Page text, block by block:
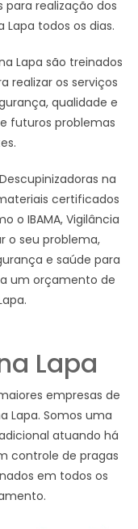
realização dos
Lapa todos os dias.
Lapa são treinados
realizar os serviços
qualidade e
futuros problemas
na
certificados
o IBAMA, Vigilância
o seu problema,
e saúde para
um orçamento de
Lapa
empresas de
Lapa. Somos uma
atuando há
controle de pragas
em todos os